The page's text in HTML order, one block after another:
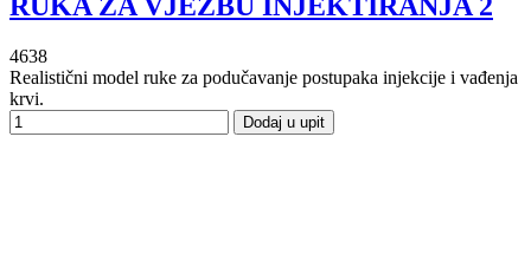
RUKA ZA VJEŽBU INJEKTIRANJA 2
4638
Realistični model ruke za podučavanje postupaka injekcije i vađenja
krvi.
Dodaj u upit